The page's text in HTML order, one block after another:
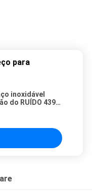
para
inoxidável
do RUÍDO 439